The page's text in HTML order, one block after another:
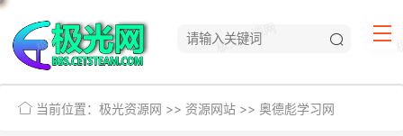
当前位置： 极光资源网 >> 资源网站 >> 奥德彪学习网